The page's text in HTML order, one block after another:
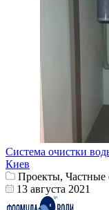
Система очистки
Киев
Проекты, Частные
13 августа 2021